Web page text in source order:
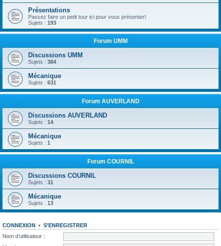
Présentations
Passez faire un petit tour ici pour vous présenter!
Sujets : 193
Forum UMM
Discussions UMM
Sujets : 384
Mécanique
Sujets : 631
Forum AUVERLAND
Discussions AUVERLAND
Sujets : 14
Mécanique
Sujets : 1
Forum COURNIL
Discussions COURNIL
Sujets : 31
Mécanique
Sujets : 13
CONNEXION • S’ENREGISTRER
Nom d’utilisateur :